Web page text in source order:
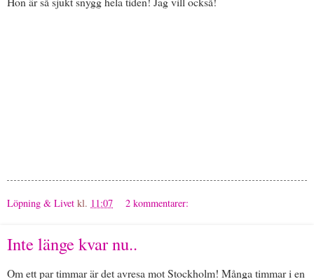
Löpning & Livet kl. 11:07 2 kommentarer:
Inte länge kvar nu..
Om ett par timmar är det avresa mot Stockholm! Många timmar i en